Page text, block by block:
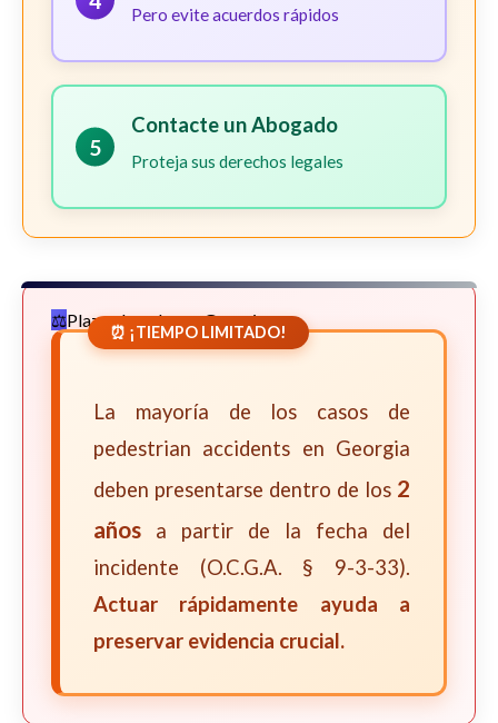
Pero evite acuerdos rápidos
5
Contacte un Abogado
Proteja sus derechos legales
Plazos Legales en Georgia
⏰ ¡TIEMPO LIMITADO!
La mayoría de los casos de
pedestrian accidents en Georgia
deben presentarse dentro de los 2
años a partir de la fecha del
incidente (O.C.G.A. § 9-3-33).
Actuar rápidamente ayuda a
preservar evidencia crucial.